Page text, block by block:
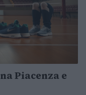
Piacenza e